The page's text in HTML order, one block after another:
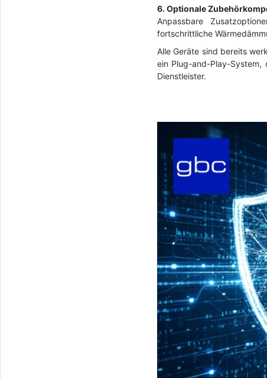
6. Optionale
Anpassbare
fortschrittliche
Alle Geräte sind bereits
ein Plug-and-Play-
Dienstleister.